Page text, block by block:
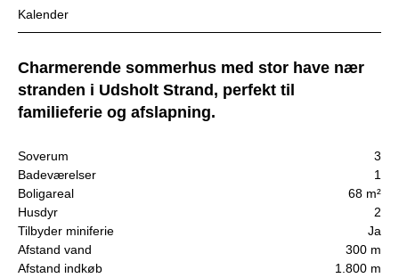
Kalender
Charmerende sommerhus med stor have nær
stranden i Udsholt Strand, perfekt til
familieferie og afslapning.
Soverum
3
Badeværelser
1
Boligareal
68 m²
Husdyr
2
Tilbyder miniferie
Ja
Afstand vand
300 m
Afstand indkøb
1.800 m